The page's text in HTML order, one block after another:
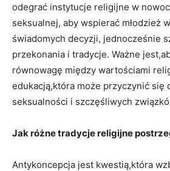
odegrać ⁣instytucje religijne w
seksualnej, aby wspierać młodzież
świadomych decyzji, ​jednocześnie
przekonania i ‍tradycje. Ważne⁤
‌równowagę między wartościami​
edukacją,która ⁤może przyczynić się
seksualności ⁣i szczęśliwych
Jak różne tradycje religijne
Antykoncepcja jest kwestią,która